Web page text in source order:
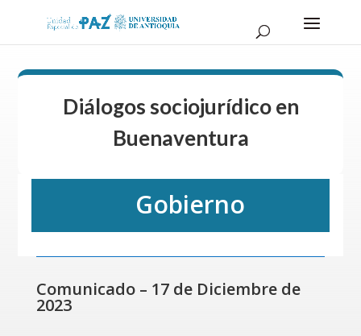
Diálogos sociojurídico en
Buenaventura
Gobierno
Comunicado – 17 de Diciembre de
2023